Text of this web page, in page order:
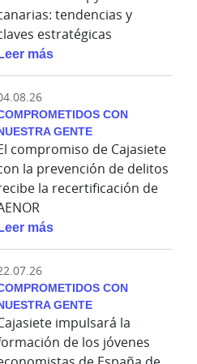
tendencias y
estratégicas
más
CON
GENTE
compromiso de Cajasiete
la prevención de delitos
la recertificación de
más
CON
GENTE
impulsará la
de los jóvenes